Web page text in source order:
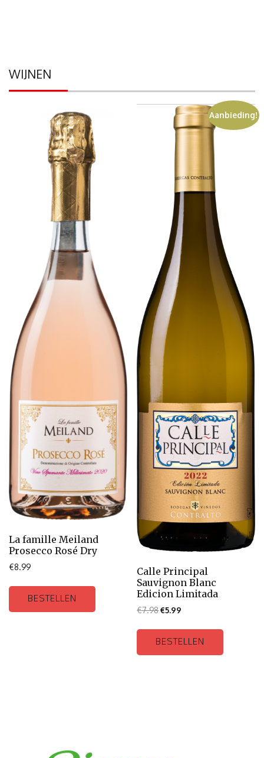
WIJNEN
La famille Meiland
Prosecco Rosé Dry
€8.99
BESTELLEN
Aanbieding!
Calle Principal
Sauvignon Blanc
Edicion Limitada
€7.98€5.99
BESTELLEN